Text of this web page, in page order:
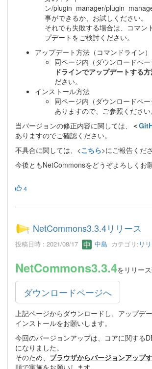
ン/plugin_manager/
事ができるか、お試しください。
それでも失敗する場合は、コマン
プデートをご検討ください。
アップデート方法（コマンドライン）
同ページ内（ダウンロードペ
ドラインでアップデートする方
ださい。
インストール方法
同ページ内（ダウンロードペ
ありますので、ご参照ください
当バージョンの修正内容に関しては、
＜
ありますのでご確認ください。
不具合に関しては、<こちら>にご報告くださ
今後ともNetCommonsをどうぞよろしくお
4
NetCommons3.3.4リリース
投稿日時 : 2021/08/17 中島 カテゴリ: リ
NetCommons3.3.4をリリー
ダウンロードページへ
上記ページからダウンロードし、アップデー
インストールをお願いします。
今回のバージョンアップは、コアに関する
になりました。
そのため、 ブラウザからバージョンアップ